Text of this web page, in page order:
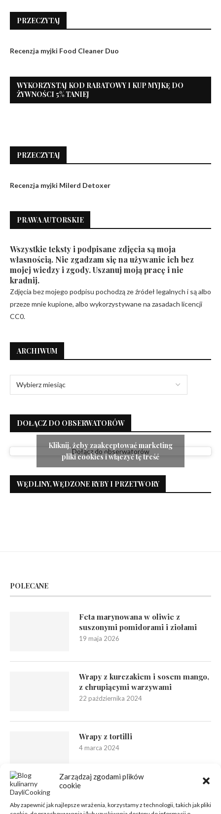
Zarządzaj zgodami plików
cookie
Aby zapewnić jak najlepsze wrażenia, korzystamy z technologii, takich jak pliki
PRZECZYTAJ
Recenzja myjki Food Cleaner Duo
WYKORZYSTAJ KOD RABATOWY I KUP MYJKĘ DO
ŻYWNOŚCI 5% TANIEJ
PRZECZYTAJ
Recenzja myjki Milerd Detoxer
PRAWA AUTORSKIE
Wszystkie teksty i podpisane zdjęcia są moja
własnością. Nie zgadzam się na używanie ich bez
mojej wiedzy i zgody. Uszanuj moją pracę i nie
kradnij.
Zdjęcia bez mojego podpisu pochodzą ze źródeł legalnych i są albo
przeze mnie kupione, albo wykorzystywane na zasadach licencji
CC0.
ARCHIWUM
DOŁĄCZ DO OBSERWATORÓW
Dołącz do obserwatorów
Kliknij, żeby zaakceptować marketing
pliki cookies i włączyć tę treść
WĘDLINY, WĘDZONE RYBY I PRZETWORY
POLECANE
Feta marynowana w oliwie z
suszonymi pomidorami i ziołami
19 maja 2026
Wrapy z kurczakiem i sosem mango,
z chrupiącymi warzywami
22 października 2024
Wrapy z tortilli
4 marca 2024